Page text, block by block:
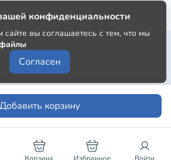
Добавить корзину
Корзина Избранное Войти
конфиденциальности
вы соглашаетесь с тем, что мы
Согласен